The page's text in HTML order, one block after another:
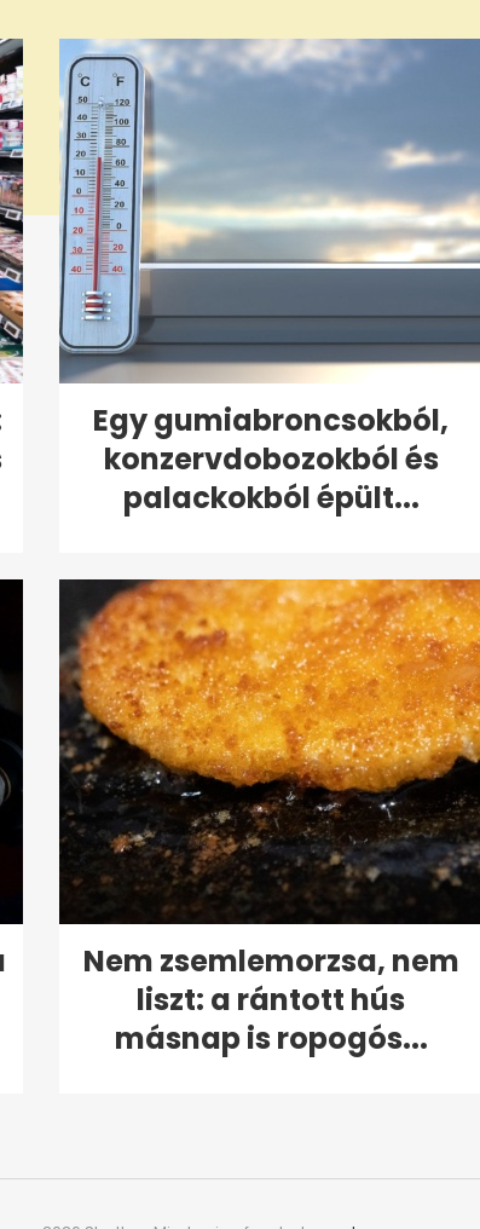
Egy gumiabroncsokból,
konzervdobozokból és
palackokból épült...
Nem zsemlemorzsa, nem
liszt: a rántott hús
másnap is ropogós...